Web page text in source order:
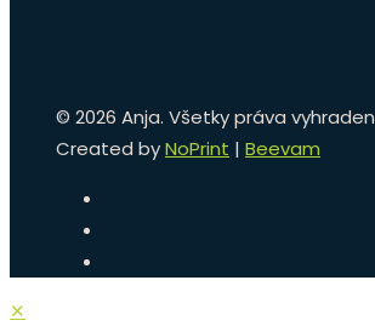
© 2026 Anja. Všetky práva
Created byNoPrint | Beevam
✕